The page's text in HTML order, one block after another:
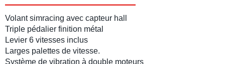
Volant simracing avec capteur hall
Triple pédalier finition métal
Levier 6 vitesses inclus
Larges palettes de vitesse.
Système de vibration à double moteurs